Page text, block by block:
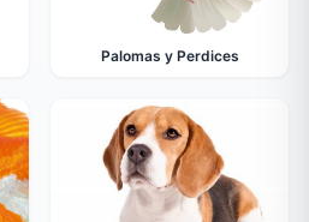
Palomas y Perdices